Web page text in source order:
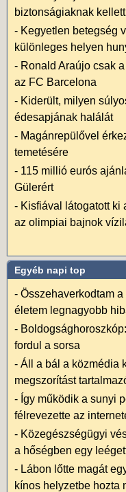
biztonságiaknak
- Kegyetlen betegség
különleges helyen
- Ronald Araújo csak
az FC Barcelona
- Kiderült, milyen
édesapjának halálát
- Magánrepülővel
temetésére
- 115 millió eurós
Gülerért
- Kisfiával látogatott ki
az olimpiai bajnok
Egyéb napi top
- Összehaverkodtam
életem legnagyobb
-
fordul a sorsa
- Áll a bál a közmédia
megszorítást
- Így működik a sunyi
félrevezette az
- Közegészségügyi
a hőségben egy
- Lábon lőtte magát
kínos helyzetbe hozta